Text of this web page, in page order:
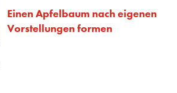
Einen Apfelbaum nach eigenen
Vorstellungen formen